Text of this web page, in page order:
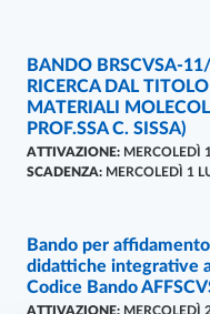
BANDI- ULTIMO
BANDO BRSCVSA-
RICERCA DAL
MATERIALI
PROF.SSA C. SISSA)
ATTIVAZIONE: MERCOLEDÌ
SCADENZA: MERCOLEDÌ 1
BANDI- ULTIMO
Bando per
didattiche integrative
Codice Bando
ATTIVAZIONE: MERCOLEDÌ